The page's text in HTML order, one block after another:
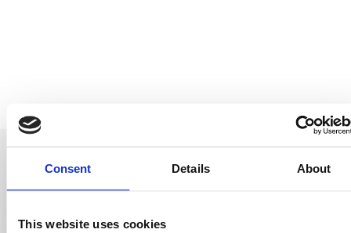
Consent Details About
This website uses cookies